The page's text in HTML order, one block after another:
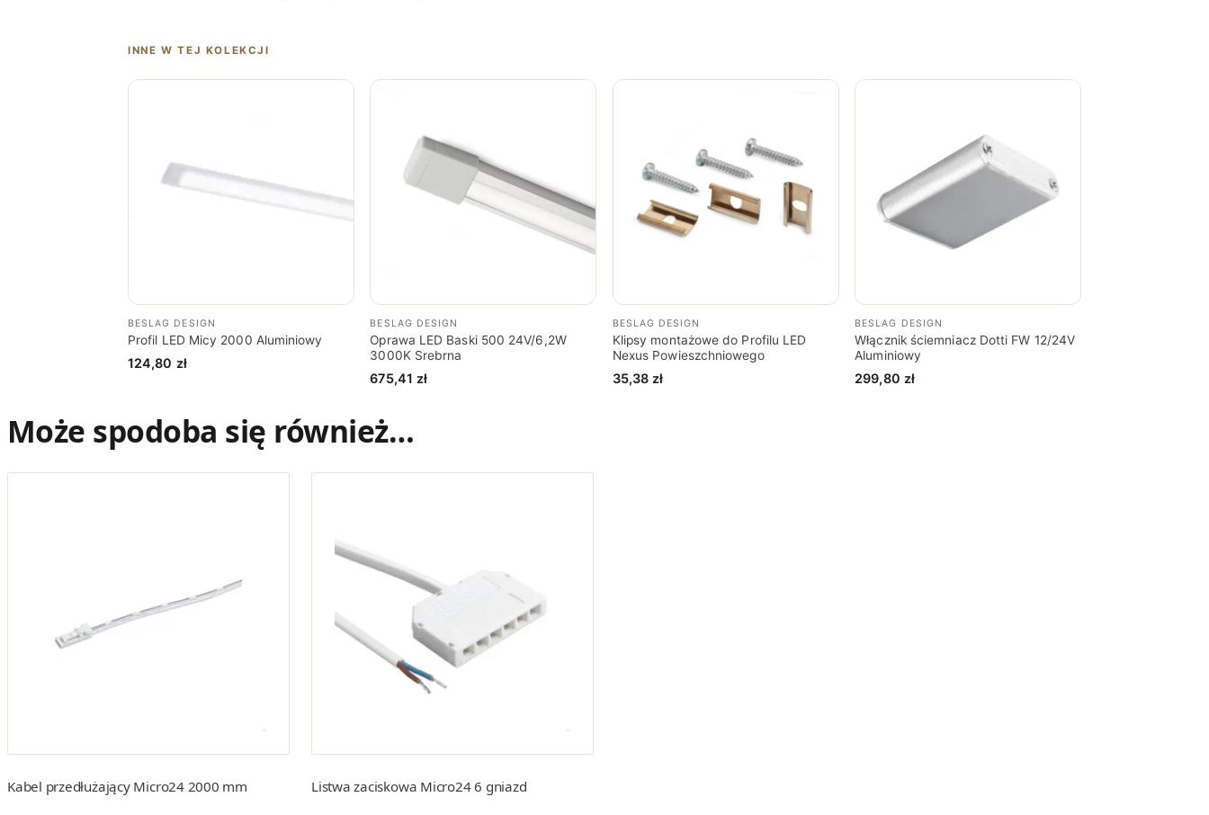
INNE W TEJ KOLEKCJI
BESLAG DESIGN
Profil LED Micy 2000 Aluminiowy
124,80 zł
BESLAG DESIGN
Oprawa LED Baski 500 24V/6,2W
3000K Srebrna
675,41 zł
BESLAG DESIGN
Klipsy montażowe do Profilu LED
Nexus Powieszchniowego
35,38 zł
BESLAG DESIGN
Włącznik ściemniacz Dotti FW 12/24V
Aluminiowy
299,80 zł
Może spodoba się również…
Kabel przedłużający Micro24 2000 mm Listwa zaciskowa Micro24 6 gniazd